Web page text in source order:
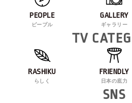
PEOPLE
ピープル
GALLERY
ギャラリー
TV
RASHIKU
らしく
FRIENDLY
日本の底力
SNS